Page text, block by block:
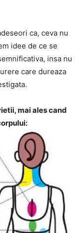
ca, ceva nu
idee de ce se
insa nu
care dureaza
mai ales cand